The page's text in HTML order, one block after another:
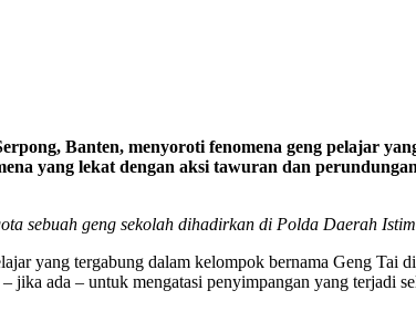
Banten, menyoroti fenomena geng pelajar
yang lekat dengan aksi tawuran dan
sebuah geng sekolah dihadirkan di Polda Daerah
yang tergabung dalam kelompok bernama Geng
jika ada – untuk mengatasi penyimpangan yang terjadi